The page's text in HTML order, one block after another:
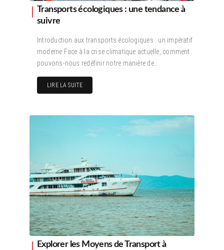
Transports écologiques : une tendance à
suivre
Introduction aux transports écologiques : un impératif
moderne Face à la crise climatique actuelle, comment
pouvons-nous redéfinir notre manière de…
LIRE LA SUITE
Explorer les Moyens de Transport à